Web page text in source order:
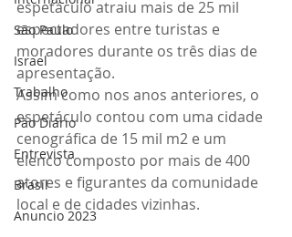
São Paulo
Israel
Trabalho
Pão Diário
Entrevista
Brasil
Anuncio 2023
espetáculo atraiu mais de 25 mil
espectadores entre turistas e
moradores durante os três dias de
apresentação.
Assim como nos anos anteriores, o
espetáculo contou com uma cidade
cenográfica de 15 mil m2 e um
elenco composto por mais de 400
atores e figurantes da comunidade
local e de cidades vizinhas.